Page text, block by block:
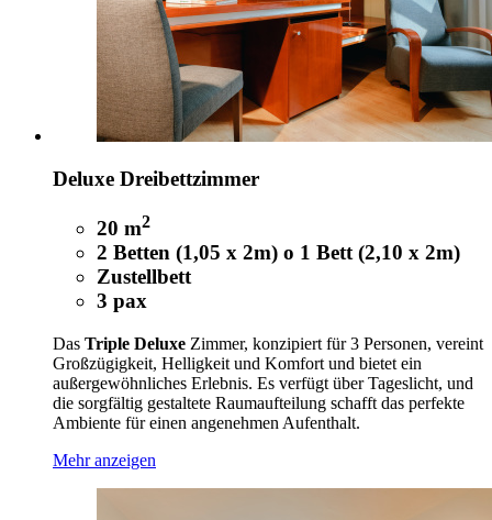
Deluxe Dreibettzimmer
20 m2
2 Betten (1,05 x 2m) o 1 Bett (2,10 x 2m)
Zustellbett
3 pax
Das Triple Deluxe Zimmer, konzipiert für 3 Personen, vereint
Großzügigkeit, Helligkeit und Komfort und bietet ein
außergewöhnliches Erlebnis. Es verfügt über Tageslicht, und
die sorgfältig gestaltete Raumaufteilung schafft das perfekte
Ambiente für einen angenehmen Aufenthalt.
Mehr anzeigen